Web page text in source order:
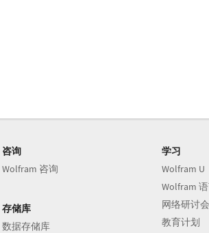
咨询
Wolfram 咨询
存储库
数据存储库
学习
Wolfram U
Wolfram
网络研讨
教育计划